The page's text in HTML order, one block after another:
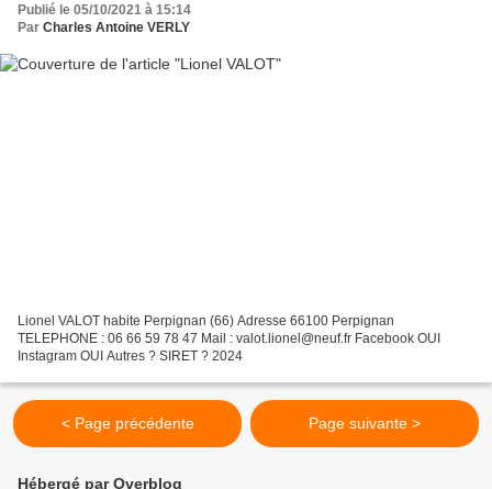
Publié le 05/10/2021 à 15:14
Par Charles Antoine VERLY
Lionel VALOT habite Perpignan (66) Adresse 66100 Perpignan
TELEPHONE : 06 66 59 78 47 Mail : valot.lionel@neuf.fr Facebook OUI
Instagram OUI Autres ? SIRET ? 2024
< Page précédente Page suivante >
Hébergé par Overblog